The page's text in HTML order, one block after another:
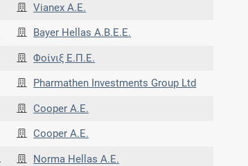
Vianex A.E.
Bayer Hellas Α.Β.Ε.Ε.
Φοίνιξ E.Π.Ε.
Pharmathen Investments Group Ltd
Cooper Α.Ε.
Cooper Α.Ε.
Norma Hellas A.E.